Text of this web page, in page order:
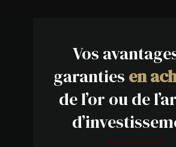
Vos
garanties en
de l’or ou de